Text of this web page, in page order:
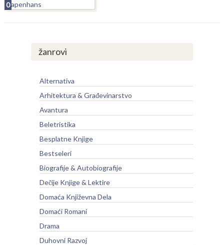
0
žanrovi
Alternativa
Arhitektura & Građevinarstvo
Avantura
Beletristika
Besplatne Knjige
Bestseleri
Biografije & Autobiografije
Dečije Knjige & Lektire
Domaća Književna Dela
Domaći Romani
Drama
Duhovni Razvoj